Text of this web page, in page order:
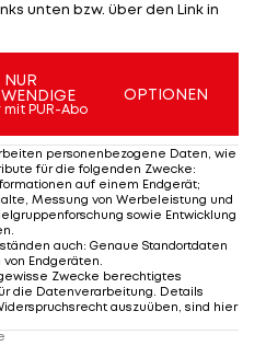
ein Signal an die
sein könnte, wollte
"Das ist kein Thema,
habe", sagte er. "Es
aufgegriffen."
im Österreich-
unten bzw. über den Link in
NUR
PUR-Abo
OPTIONEN
personenbezogene Daten, wie
für die folgenden Zwecke:
auf einem Endgerät;
Messung von Werbeleistung und
sowie Entwicklung
auch: Genaue Standortdaten
Endgeräten
Zwecke berechtigtes
die Datenverarbeitung. Details
auszuüben, sind hier